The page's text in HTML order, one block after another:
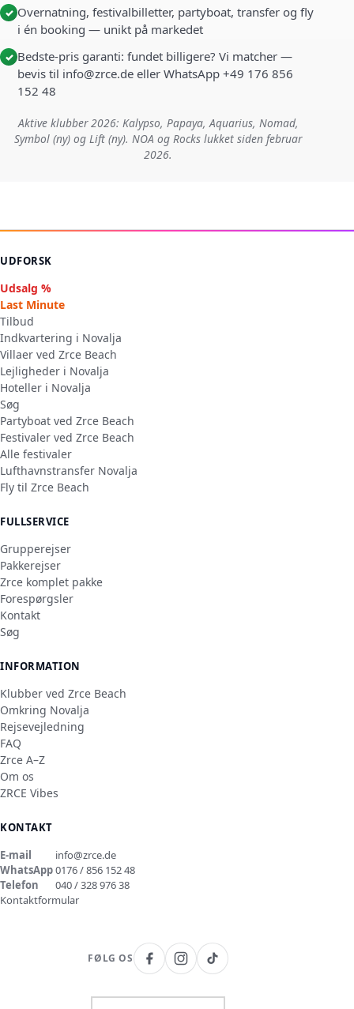
✓ Overnatning, festivalbilletter, partyboat, transfer og fly
i én booking — unikt på markedet
✓ Bedste-pris garanti: fundet billigere? Vi matcher —
bevis til info@zrce.de eller WhatsApp +49 176 856
152 48
Aktive klubber 2026: Kalypso, Papaya, Aquarius, Nomad,
Symbol (ny) og Lift (ny). NOA og Rocks lukket siden februar
2026.
UDFORSK
Udsalg %
Last Minute
Tilbud
Indkvartering i Novalja
Villaer ved Zrce Beach
Lejligheder i Novalja
Hoteller i Novalja
Søg
Partyboat ved Zrce Beach
Festivaler ved Zrce Beach
Alle festivaler
Lufthavnstransfer Novalja
Fly til Zrce Beach
FULLSERVICE
Grupperejser
Pakkerejser
Zrce komplet pakke
Forespørgsler
Kontakt
Søg
INFORMATION
Klubber ved Zrce Beach
Omkring Novalja
Rejsevejledning
FAQ
Zrce A–Z
Om os
ZRCE Vibes
KONTAKT
E-mail
info@zrce.de
WhatsApp0176 / 856 152 48
Telefon
040 / 328 976 38
Kontaktformular
FØLG OS